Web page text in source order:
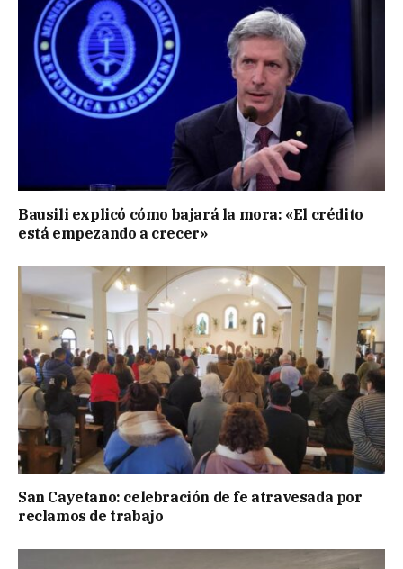
Bausili explicó cómo bajará la mora: «El crédito
está empezando a crecer»
San Cayetano: celebración de fe atravesada por
reclamos de trabajo